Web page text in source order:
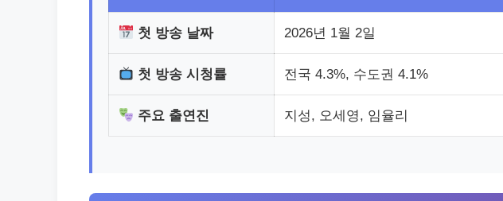
첫 방송 날짜 2026년 1월 2일
첫 방송 시청률 전국 4.3%, 수도권 4.1%
주요 출연진 지성, 오세영, 임율리